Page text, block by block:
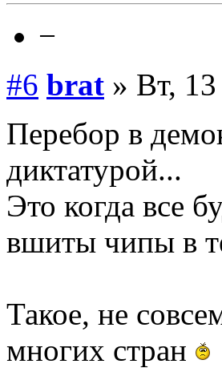
−
#6 brat » Вт,
Перебор в
диктатурой...
Это когда все
вшиты чипы в
Такое, не
многих стран